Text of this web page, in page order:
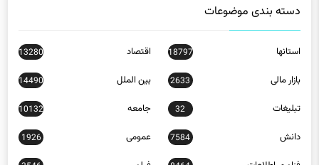
استانها
بازار مالی 2633
14490
تبلیغات 32 جامعه 10132
دانش 7584 عمومی 1926
فناوری اطلاعات 8464 فیلم 3546